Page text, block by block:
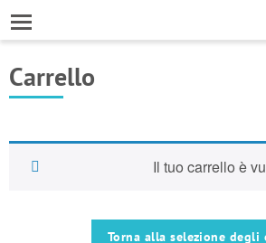
Carrello
Il tuo carrello è
Torna alla selezione degli